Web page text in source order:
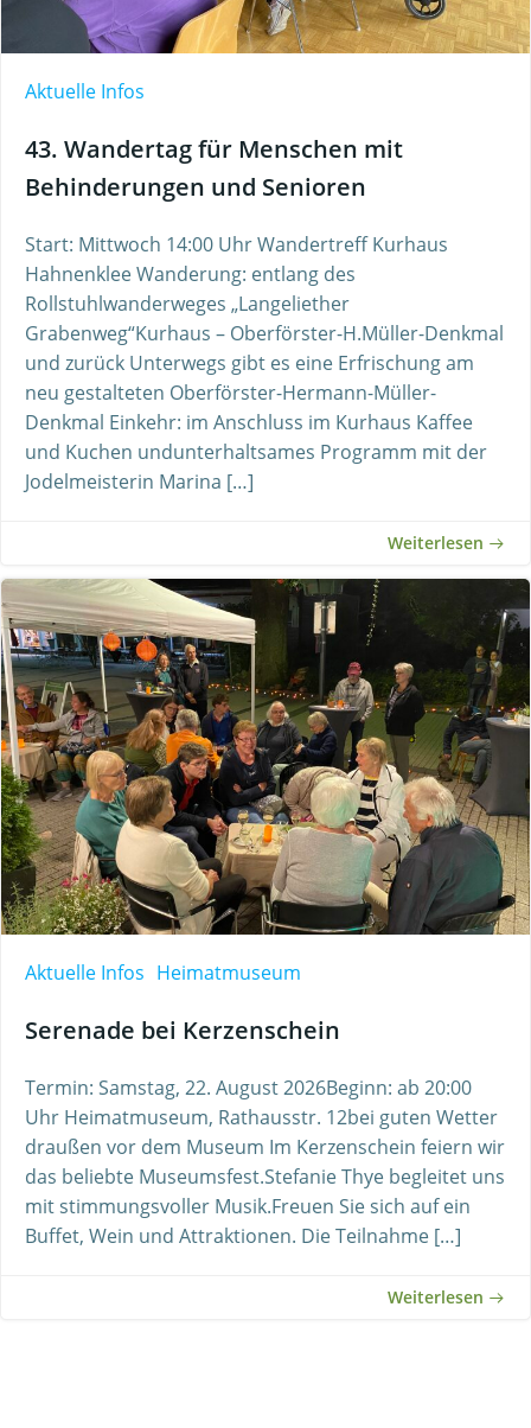
Aktuelle Infos
43. Wandertag für Menschen mit
Behinderungen und Senioren
Start: Mittwoch 14:00 Uhr Wandertreff Kurhaus
Hahnenklee Wanderung: entlang des
Rollstuhlwanderweges „Langeliether
Grabenweg“Kurhaus – Oberförster-H.Müller-Denkmal
und zurück Unterwegs gibt es eine Erfrischung am
neu gestalteten Oberförster-Hermann-Müller-
Denkmal Einkehr: im Anschluss im Kurhaus Kaffee
und Kuchen undunterhaltsames Programm mit der
Jodelmeisterin Marina […]
Weiterlesen
Aktuelle Infos Heimatmuseum
Serenade bei Kerzenschein
Termin: Samstag, 22. August 2026Beginn: ab 20:00
Uhr Heimatmuseum, Rathausstr. 12bei guten Wetter
draußen vor dem Museum Im Kerzenschein feiern wir
das beliebte Museumsfest.Stefanie Thye begleitet uns
mit stimmungsvoller Musik.Freuen Sie sich auf ein
Buffet, Wein und Attraktionen. Die Teilnahme […]
Weiterlesen